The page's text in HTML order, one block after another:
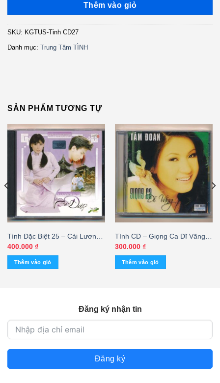
Thêm vào giỏ
SKU: KGTUS-Tinh CD27
Danh mục: Trung Tâm TÌNH
SẢN PHẨM TƯƠNG TỰ
Tình Đặc Biệt 25 – Cải Lương
Chuyện Tình Lan Và Điệp –
Phi Nhung – Mạnh Quỳnh
400.000 ₫
Thêm vào giỏ
Tình CD – Giọng Ca Dĩ Vãng –
Tâm Đoan
300.000 ₫
Thêm vào giỏ
Đăng ký nhận tin
Đăng ký